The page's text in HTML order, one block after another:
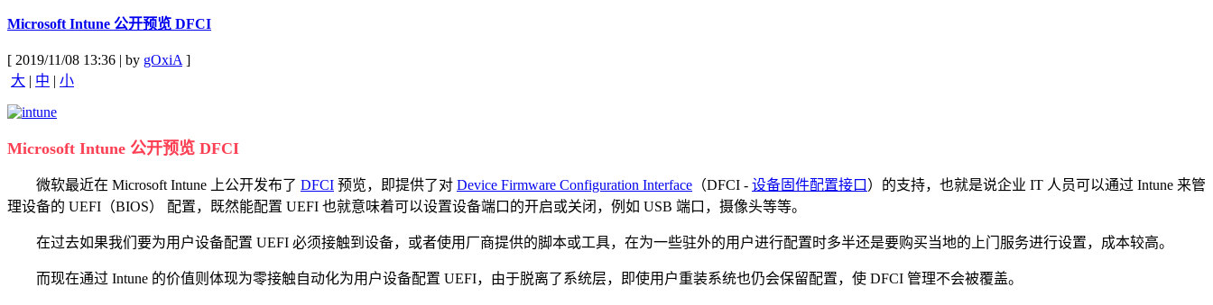
Microsoft Intune 公开预览 DFCI
[ 2019/11/08 13:36 | by gOxiA]
大 | 中 | 小
Microsoft Intune 公开预览 DFCI
微软最近在 Microsoft Intune 上公开发布了 DFCI 预览，即提供了对 Device Firmware Configuration Interface （DFCI - 设备固件配置接口 ）的支持，也就是说企业 IT 人员可以通过 Intune 来管
理设备的 UEFI（BIOS） 配置，既然能配置 UEFI 也就意味着可以设置设备端口的开启或关闭，例如 USB 端口，摄像头等等。
在过去如果我们要为用户设备配置 UEFI 必须接触到设备，或者使用厂商提供的脚本或工具，在为一些驻外的用户进行配置时多半还是要购买当地的上门服务进行设置，成本较高。
而现在通过 Intune 的价值则体现为零接触自动化为用户设备配置 UEFI，由于脱离了系统层，即使用户重装系统也仍会保留配置，使 DFCI 管理不会被覆盖。